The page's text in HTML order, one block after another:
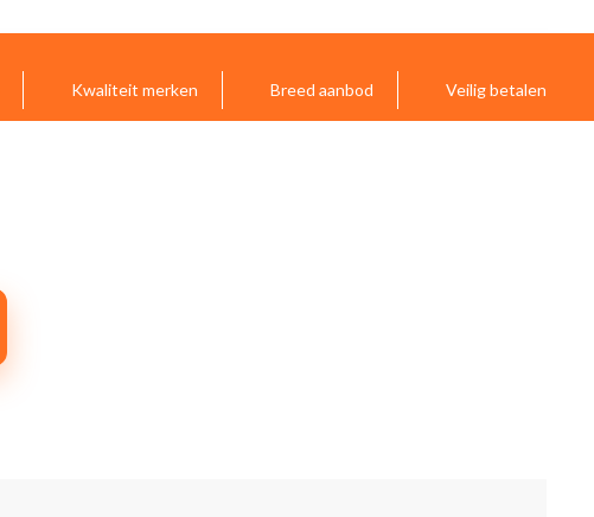
Kwaliteit merken Breed aanbod Veilig betalen